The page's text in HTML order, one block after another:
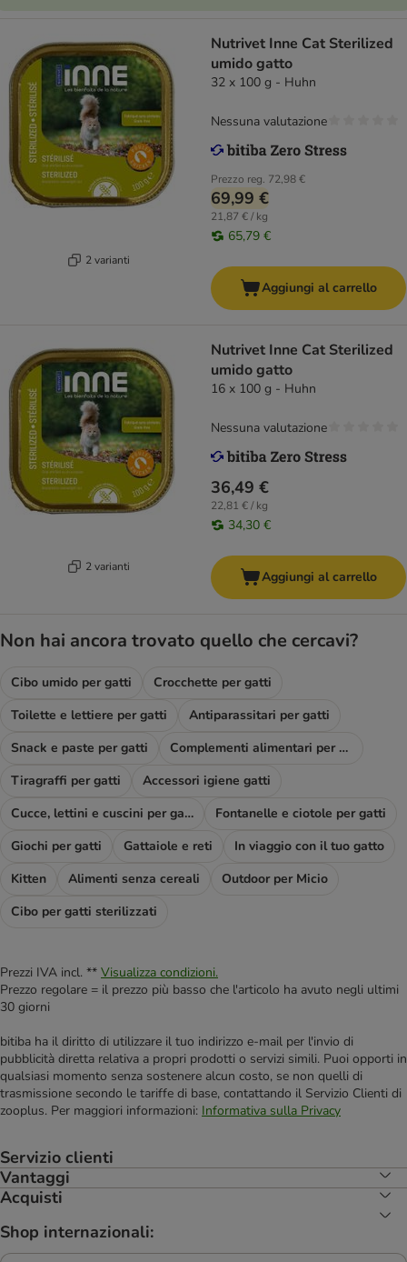
2 varianti
Nutrivet Inne Cat Sterilized
umido gatto
32 x 100 g - Huhn
Prezzo reg. 72,98 €
69,99 €
21,87 € / kg
65,79 €
Nessuna valutazione
Aggiungi al carrello
2 varianti
Nutrivet Inne Cat Sterilized
umido gatto
16 x 100 g - Huhn
36,49 €
22,81 € / kg
34,30 €
Nessuna valutazione
Aggiungi al carrello
Non hai ancora trovato quello che cercavi?
Cibo umido per gatti
Crocchette per gatti
Toilette e lettiere per gatti
Antiparassitari per gatti
Snack e paste per gatti
Complementi alimentari per gatti
Tiragraffi per gatti
Accessori igiene gatti
Cucce, lettini e cuscini per gatti
Fontanelle e ciotole per gatti
Giochi per gatti
Gattaiole e reti
In viaggio con il tuo gatto
Kitten
Alimenti senza cereali
Outdoor per Micio
Cibo per gatti sterilizzati
Prezzi IVA incl. ** Visualizza condizioni.
Prezzo regolare = il prezzo più basso che l'articolo ha avuto negli ultimi
30 giorni
bitiba ha il diritto di utilizzare il tuo indirizzo e-mail per l'invio di
pubblicità diretta relativa a propri prodotti o servizi simili. Puoi opporti in
qualsiasi momento senza sostenere alcun costo, se non quelli di
trasmissione secondo le tariffe di base, contattando il Servizio Clienti di
zooplus. Per maggiori informazioni: Informativa sulla Privacy
Servizio clienti
Vantaggi
Acquisti
Shop internazionali: